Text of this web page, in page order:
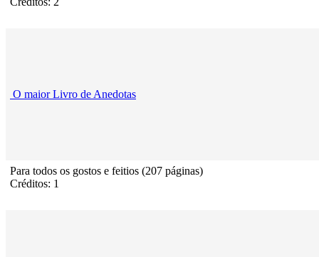
O maior Livro de Anedotas
Para todos os gostos e feitios (207 páginas)
Créditos: 1